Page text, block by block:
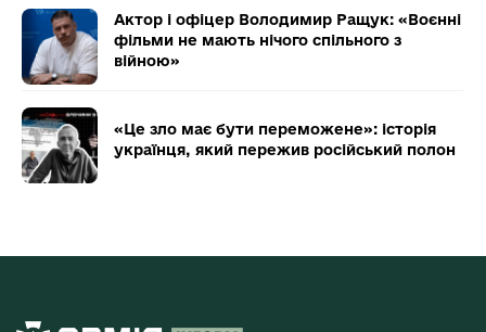
Актор і офіцер Володимир Ращук: «Воєнні
фільми не мають нічого спільного з
війною»
«Це зло має бути переможене»: історія
українця, який пережив російський полон